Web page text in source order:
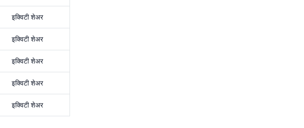
इक्विटी शेअर
इक्विटी शेअर
इक्विटी शेअर
इक्विटी शेअर
इक्विटी शेअर